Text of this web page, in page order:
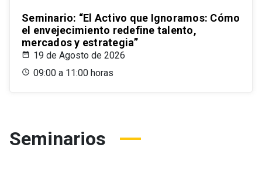
Seminario: “El Activo que Ignoramos: Cómo
el envejecimiento redefine talento,
mercados y estrategia”
19 de Agosto de 2026
09:00 a 11:00 horas
Seminarios